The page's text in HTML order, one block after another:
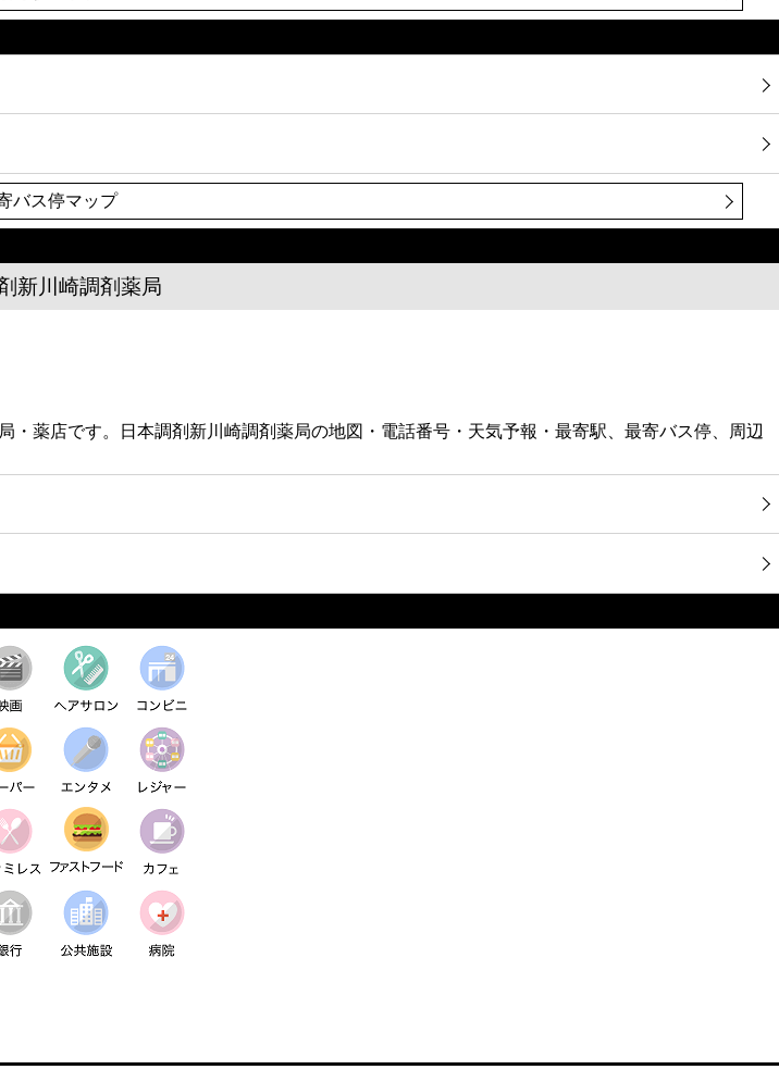
バス停マップ
新川崎調剤薬局
薬店です。日本調剤新川崎調剤薬局の地図・電話番号・天気予報・最寄駅、最寄バス停、周辺